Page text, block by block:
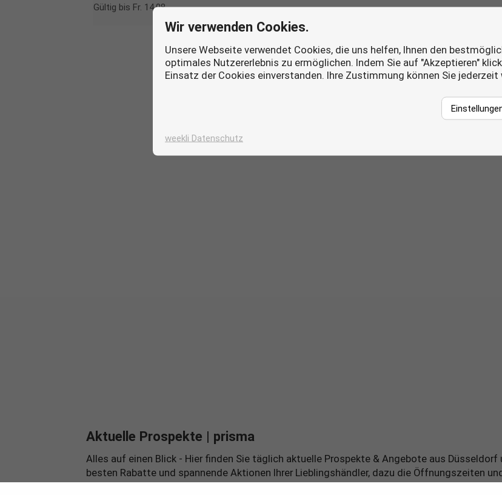
Gültig bis Fr. 14.08.
Aktuelle Prospekte | prisma
Alles auf einen Blick - Hier finden Sie täglich aktuelle Prospekte & Angebote aus
besten Rabatte und spannende Aktionen Ihrer Lieblingshändler, dazu die Öffnungszeiten
Wir verwenden Cookies.
Unsere Webseite verwendet Cookies, die uns helfen, Ihnen den
optimales Nutzererlebnis zu ermöglichen. Indem Sie auf "Akzeptieren"
Einsatz der Cookies einverstanden. Ihre Zustimmung können Sie jederzeit
weekli Datenschutz